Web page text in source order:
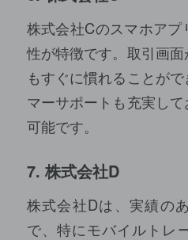
株式会社Cのスマホア
性が特徴です。取引画
もすぐに慣れることが
マーサポートも充実し
可能です。
7. 株式会社D
株式会社Dは、実績の
で、特にモバイルトレ